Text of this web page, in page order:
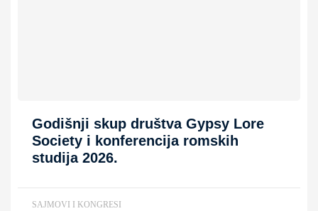
Godišnji skup društva Gypsy Lore
Society i konferencija romskih
studija 2026.
SAJMOVI I KONGRESI